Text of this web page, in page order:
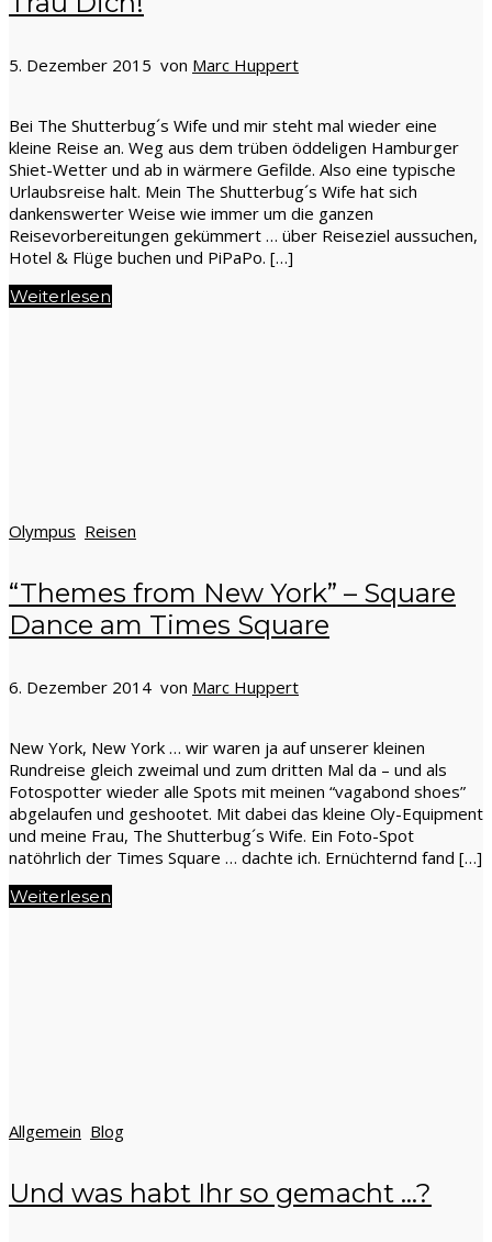
5. Dezember 2015 von Marc Huppert
Bei The Shutterbug´s Wife und mir steht mal wieder eine
kleine Reise an. Weg aus dem trüben öddeligen Hamburger
Shiet-Wetter und ab in wärmere Gefilde. Also eine typische
Urlaubsreise halt. Mein The Shutterbug´s Wife hat sich
dankenswerter Weise wie immer um die ganzen
Reisevorbereitungen gekümmert … über Reiseziel aussuchen,
Hotel & Flüge buchen und PiPaPo. […]
Weiterlesen
Olympus Reisen
“Themes from New York” – Square
Dance am Times Square
6. Dezember 2014 von Marc Huppert
New York, New York … wir waren ja auf unserer kleinen
Rundreise gleich zweimal und zum dritten Mal da – und als
Fotospotter wieder alle Spots mit meinen “vagabond shoes”
abgelaufen und geshootet. Mit dabei das kleine Oly-Equipment
und meine Frau, The Shutterbug´s Wife. Ein Foto-Spot
natöhrlich der Times Square … dachte ich. Ernüchternd fand […]
Weiterlesen
Allgemein Blog
Und was habt Ihr so gemacht …?